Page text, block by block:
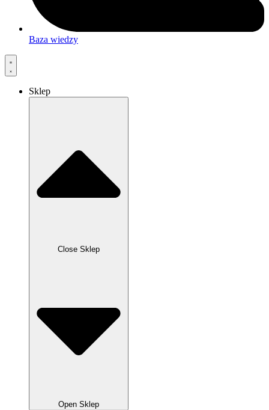
Baza wiedzy
Sklep
Close Sklep
Open Sklep